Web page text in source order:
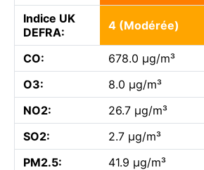
Indice UK
DEFRA:
4 (Modérée)
CO:
678.0 µg/m³
O3:
8.0 µg/m³
NO2:
26.7 µg/m³
SO2:
2.7 µg/m³
PM2.5:
41.9 µg/m³